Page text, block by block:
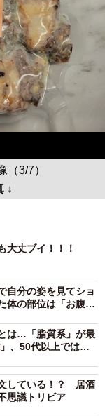
（3/7）
↓
大丈ブイ！！！
自分の姿を見てショ
体の部位は「お腹」
は…「脂質系」が最
、50代以上では
している！？ 居酒
思議トリビア